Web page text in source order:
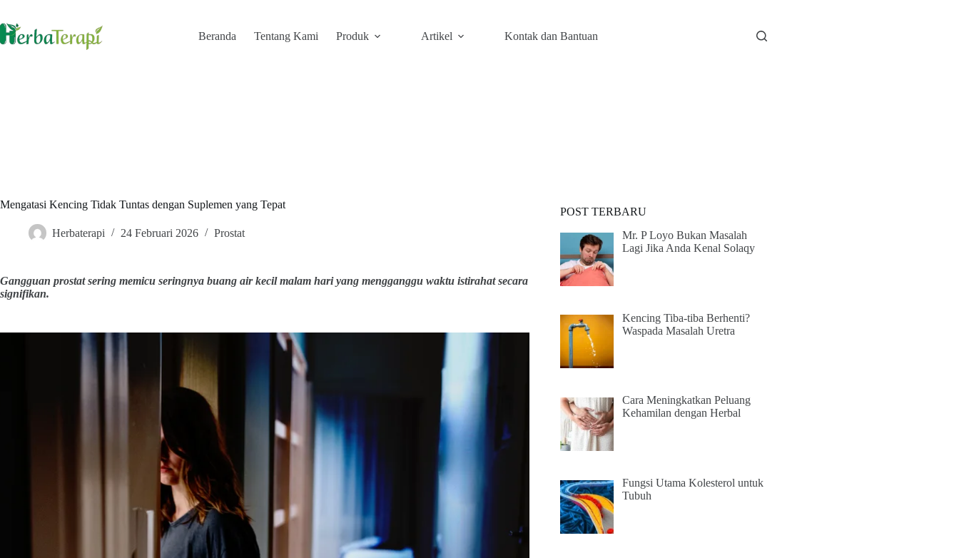
content
Beranda Tentang Kami Produk Artikel Kontak dan Bantuan
Mengatasi Kencing Tidak Tuntas dengan Suplemen yang Tepat
Herbaterapi 24 Februari 2026 Prostat
Gangguan prostat sering memicu seringnya buang air kecil malam hari yang mengganggu waktu istirahat secara
signifikan.
POST TERBARU
Mr. P Loyo Bukan Masalah
Lagi Jika Anda Kenal Solaqy
Kencing Tiba-tiba Berhenti?
Waspada Masalah Uretra
Cara Meningkatkan Peluang
Kehamilan dengan Herbal
Fungsi Utama Kolesterol untuk
Tubuh